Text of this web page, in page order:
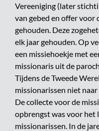
Vereeniging (later
van gebed en offer voor
gehouden. Deze
elk jaar gehouden. Op
een missiehoekje met
missionaris uit de
Tijdens de Tweede
missionarissen niet
De collecte voor de
opbrengst was voor het
missionarissen. In de